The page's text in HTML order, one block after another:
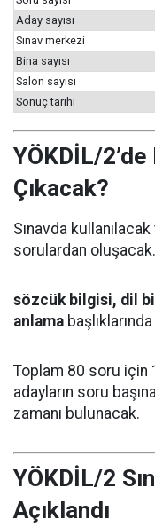
Aday sayısı
Sınav merkezi
Bina sayısı
Salon sayısı
Sonuç tarihi
YÖKDİL/
Çıkacak?
Sınavda
sorulardan
sözcük bilgisi, dil
anlama
Toplam 80 soru için
adayların soru
zamanı bulunacak.
YÖKDİL/2
Açıklandı